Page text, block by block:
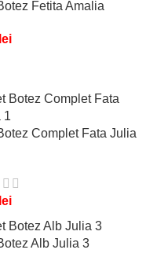
Fetita Amalia
lei
Complet Fata Julia
lei
Alb Julia 3